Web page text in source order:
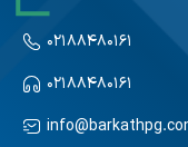
۰۲۱۸۸۴۸۰۱۶۱
۰۲۱۸۸۴۸۰۱۶۱